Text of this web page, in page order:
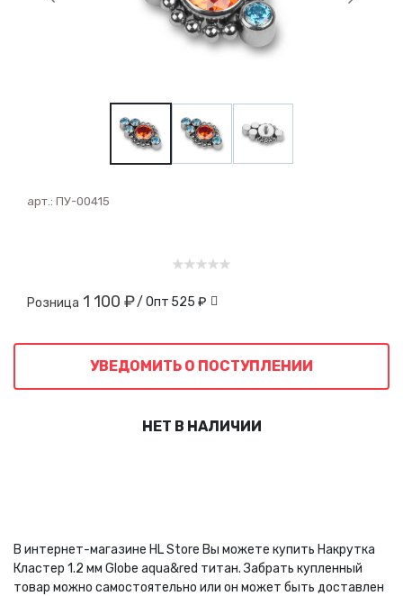
арт.: ПУ-00415
Розница 1 100 ₽/ Опт 525 ₽
УВЕДОМИТЬ О ПОСТУПЛЕНИИ
НЕТ В НАЛИЧИИ
В интернет-магазине HL Store Вы можете купить Накрутка
Кластер 1.2 мм Globe aqua&red титан. Забрать купленный
товар можно самостоятельно или он может быть доставлен